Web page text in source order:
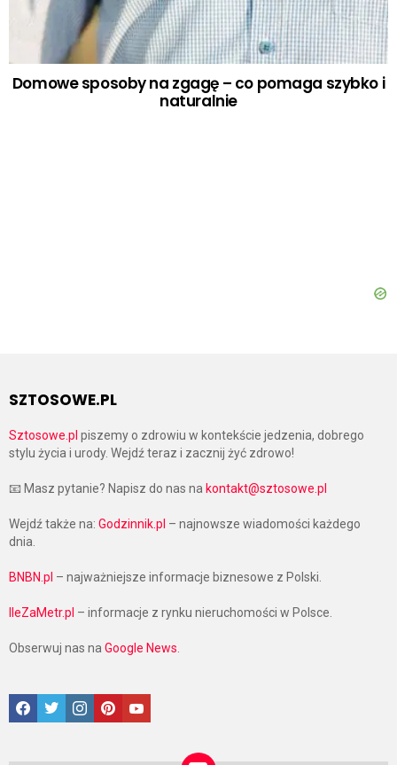
Domowe sposoby na zgagę – co pomaga szybko i
naturalnie
SZTOSOWE.PL
Sztosowe.pl piszemy o zdrowiu w kontekście jedzenia, dobrego
stylu życia i urody. Wejdź teraz i zacznij żyć zdrowo!
📧 Masz pytanie? Napisz do nas na kontakt@sztosowe.pl
Wejdź także na: Godzinnik.pl – najnowsze wiadomości każdego
dnia.
BNBN.pl – najważniejsze informacje biznesowe z Polski.
IleZaMetr.pl – informacje z rynku nieruchomości w Polsce.
Obserwuj nas naGoogle News.
Facebook
TwitterInstagramPinterestGoogle News